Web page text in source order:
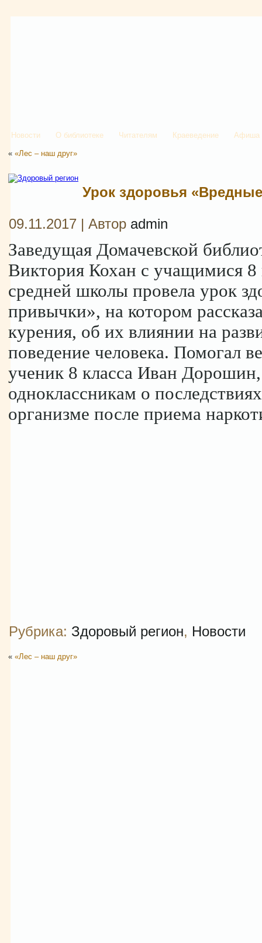
Новости О библиотеке Читателям Краеведение Афиша
« «Лес – наш друг»
Урок здоровья
09.11.2017 | Автор admin
Заведущая Домачевской
Виктория Кохан с учащимися 8
средней школы провела урок
привычки», на котором
курения, об их влиянии на
поведение человека. Помогал
ученик 8 класса Иван Дорошин,
одноклассникам о
организме после приема
Рубрика: Здоровый регион, Новости
« «Лес – наш друг»